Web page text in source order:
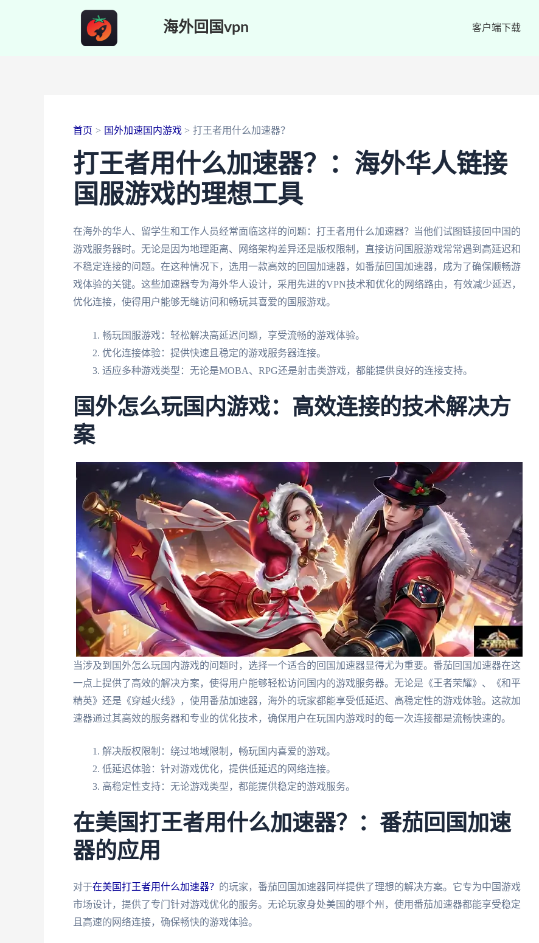
海外回国vpn 客户端下载
首页 国外加速国内游戏 打王者用什么加速器？
打王者用什么加速器？：海外华人链接
国服游戏的理想工具
在海外的华人、留学生和工作人员经常面临这样的问题：打王者用什么加速器？当他们试图链接回中国的
游戏服务器时。无论是因为地理距离、网络架构差异还是版权限制，直接访问国服游戏常常遇到高延迟和
不稳定连接的问题。在这种情况下，选用一款高效的回国加速器，如番茄回国加速器，成为了确保顺畅游
戏体验的关键。这些加速器专为海外华人设计，采用先进的VPN技术和优化的网络路由，有效减少延迟，
优化连接，使得用户能够无缝访问和畅玩其喜爱的国服游戏。
畅玩国服游戏：轻松解决高延迟问题，享受流畅的游戏体验。
优化连接体验：提供快速且稳定的游戏服务器连接。
适应多种游戏类型：无论是MOBA、RPG还是射击类游戏，都能提供良好的连接支持。
国外怎么玩国内游戏：高效连接的技术解决方
案
当涉及到国外怎么玩国内游戏的问题时，选择一个适合的回国加速器显得尤为重要。番茄回国加速器在这
一点上提供了高效的解决方案，使得用户能够轻松访问国内的游戏服务器。无论是《王者荣耀》、《和平
精英》还是《穿越火线》，使用番茄加速器，海外的玩家都能享受低延迟、高稳定性的游戏体验。这款加
速器通过其高效的服务器和专业的优化技术，确保用户在玩国内游戏时的每一次连接都是流畅快速的。
解决版权限制：绕过地域限制，畅玩国内喜爱的游戏。
低延迟体验：针对游戏优化，提供低延迟的网络连接。
高稳定性支持：无论游戏类型，都能提供稳定的游戏服务。
在美国打王者用什么加速器？：番茄回国加速
器的应用
对于在美国打王者用什么加速器？ 的玩家，番茄回国加速器同样提供了理想的解决方案。它专为中国游戏
市场设计，提供了专门针对游戏优化的服务。无论玩家身处美国的哪个州，使用番茄加速器都能享受稳定
且高速的网络连接，确保畅快的游戏体验。